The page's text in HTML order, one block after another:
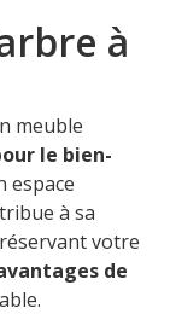
à
meuble
le bien-
espace
à sa
votre
de